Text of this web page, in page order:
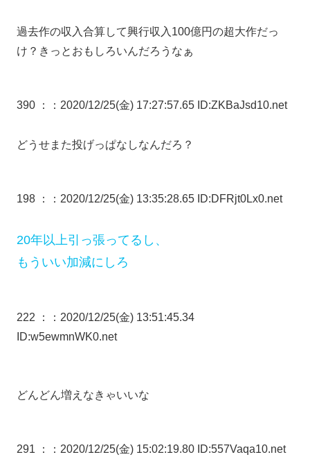
過去作の収入合算して興行収入100億円の超大作だっ
け？きっとおもしろいんだろうなぁ
390 ： ：2020/12/25(金) 17:27:57.65 ID:ZKBaJsd10.net
どうせまた投げっぱなしなんだろ？
198 ： ：2020/12/25(金) 13:35:28.65 ID:DFRjt0Lx0.net
20年以上引っ張ってるし、
もういい加減にしろ
222 ：
：2020/12/25(金) 13:51:45.34
ID:w5ewmnWK0.net
どんどん増えなきゃいいな
291 ： ：2020/12/25(金) 15:02:19.80 ID:557Vaqa10.net